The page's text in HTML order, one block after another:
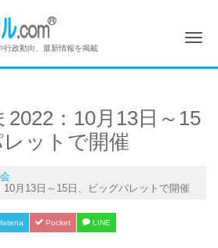
行政動向、最新情報を掲載
2022：10月13日～15
ットで開催
10月13日～15日、ビッグパレットで開催
Pocket LINE